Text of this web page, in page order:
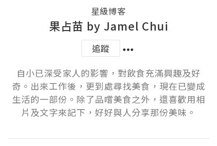
星級博客
果占苗 by Jamel Chui
追蹤
自小已深受家人的影響，對飲食充滿興趣及好
奇。出來工作後，更到處尋找美食，現在已變成
生活的一部份。除了品嚐美食之外，還喜歡用相
片及文字來記下，好好與人分享那份美味。